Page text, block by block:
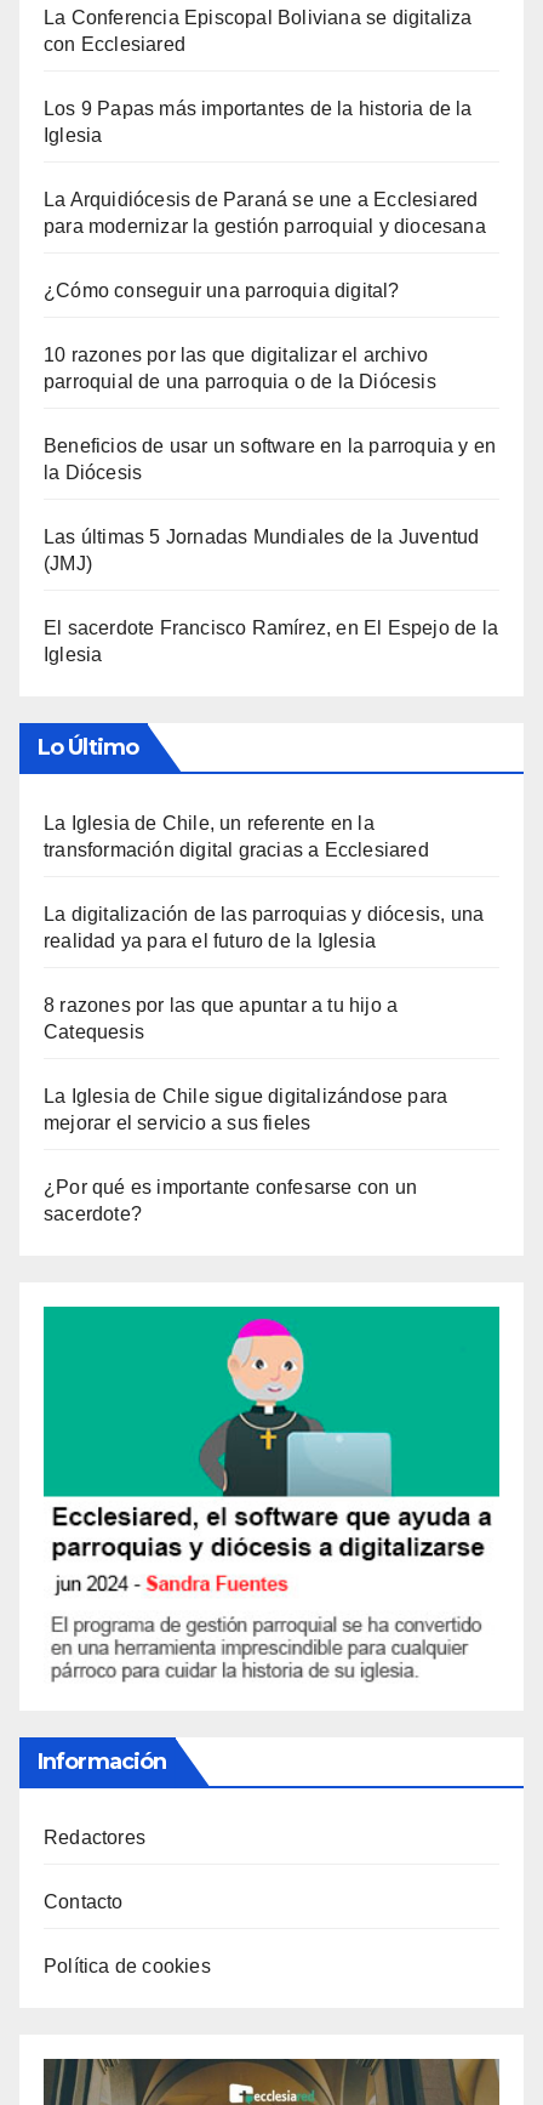
La Conferencia Episcopal Boliviana se digitaliza
con Ecclesiared
Los 9 Papas más importantes de la historia de la
Iglesia
La Arquidiócesis de Paraná se une a Ecclesiared
para modernizar la gestión parroquial y diocesana
¿Cómo conseguir una parroquia digital?
10 razones por las que digitalizar el archivo
parroquial de una parroquia o de la Diócesis
Beneficios de usar un software en la parroquia y en
la Diócesis
Las últimas 5 Jornadas Mundiales de la Juventud
(JMJ)
El sacerdote Francisco Ramírez, en El Espejo de la
Iglesia
Lo Último
La Iglesia de Chile, un referente en la
transformación digital gracias a Ecclesiared
La digitalización de las parroquias y diócesis, una
realidad ya para el futuro de la Iglesia
8 razones por las que apuntar a tu hijo a
Catequesis
La Iglesia de Chile sigue digitalizándose para
mejorar el servicio a sus fieles
¿Por qué es importante confesarse con un
sacerdote?
Información
Redactores
Contacto
Política de cookies